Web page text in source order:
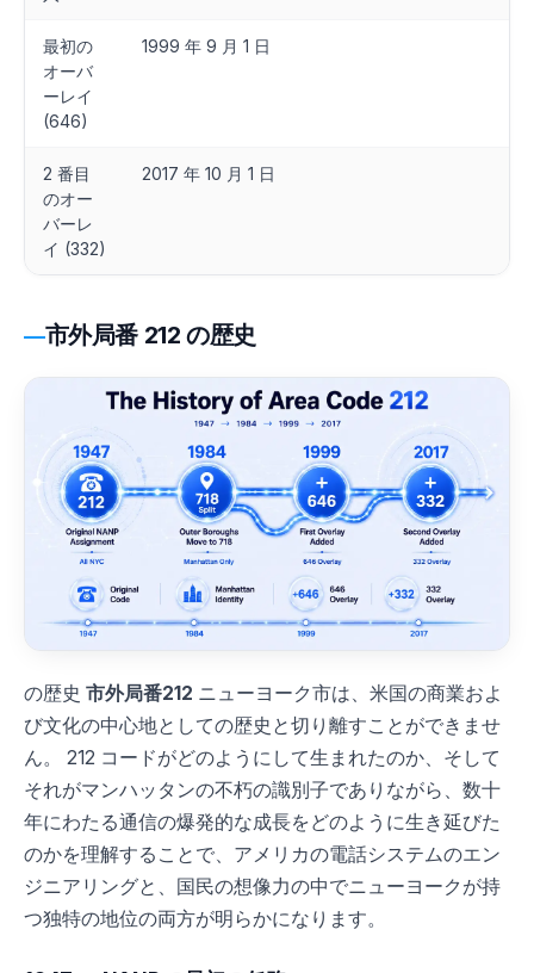
最初の
オーバ
ーレイ
(646)
1999 年 9 月 1 日
2 番目
のオー
バーレ
イ (332)
2017 年 10 月 1 日
市外局番 212 の歴史
の歴史 市外局番212 ニューヨーク市は、米国の商業およ
び文化の中心地としての歴史と切り離すことができませ
ん。 212 コードがどのようにして生まれたのか、そして
それがマンハッタンの不朽の識別子でありながら、数十
年にわたる通信の爆発的な成長をどのように生き延びた
のかを理解することで、アメリカの電話システムのエン
ジニアリングと、国民の想像力の中でニューヨークが持
つ独特の地位の両方が明らかになります。